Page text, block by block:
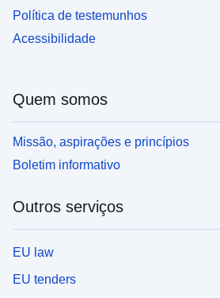
Política de testemunhos
Acessibilidade
Quem somos
Missão, aspirações e princípios
Boletim informativo
Outros serviços
EU law
EU tenders